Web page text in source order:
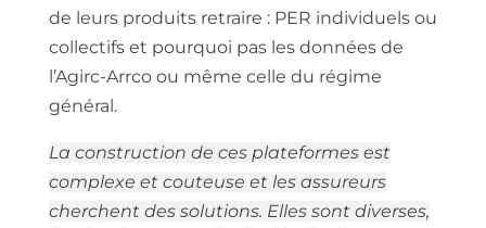
de leurs produits retraire : PER individuels ou
collectifs et pourquoi pas les données de
l’Agirc-Arrco ou même celle du régime
général.
La construction de ces plateformes est
complexe et couteuse et les assureurs
cherchent des solutions. Elles sont diverses,